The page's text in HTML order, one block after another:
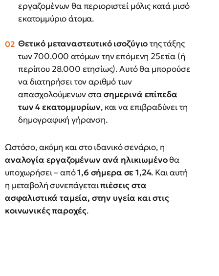
εργαζομένων θα περιοριστεί μόλις κατά μισό
εκατομμύριο άτομα.
Θετικό μεταναστευτικό ισοζύγιοτης τάξης
των 700.000 ατόμων την επόμενη 25ετία (ή
περίπου 28.000 ετησίως). Αυτό θα μπορούσε
να διατηρήσει τον αριθμό των
απασχολούμενων στασημερινά επίπεδα
των 4 εκατομμυρίων, και να επιβραδύνει τη
δημογραφική γήρανση.
Ωστόσο, ακόμη και στο ιδανικό σενάριο, η
αναλογία εργαζομένων ανά ηλικιωμένοθα
υποχωρήσει – από1,6 σήμερα σε 1,24. Και αυτή
η μεταβολή συνεπάγεταιπιέσεις στα
ασφαλιστικά ταμεία, στην υγεία και στις
κοινωνικές παροχές.